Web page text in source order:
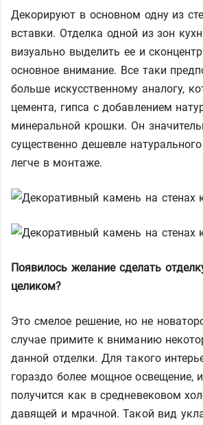
Декорируют в основном одну из
вставки. Отделка одной из зон
визуально выделить ее и
основное внимание. Все таки
больше искусственному аналогу,
цемента, гипса с добавлением
минеральной крошки. Он
существенно дешевле
легче в монтаже.
Появилось желание сделать
целиком?
Это смелое решение, но не
случае примите к вниманию
данной отделки. Для такого
гораздо более мощное освещение,
получится как в средневековом
давящей и мрачной. Такой вид